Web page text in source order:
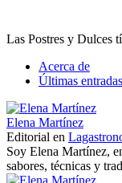
Las Postres y Dulces
Acerca de
Últimas entradas
Elena Martínez
Editorial en
Soy Elena Martínez,
sabores, técnicas y